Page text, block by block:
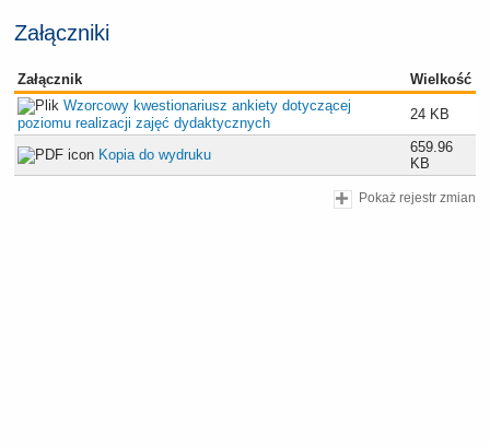
Załączniki
Załącznik
Wielkość
Wzorcowy kwestionariusz ankiety dotyczącej
poziomu realizacji zajęć dydaktycznych
24 KB
Kopia do wydruku
659.96
KB
Pokaż rejestr zmian